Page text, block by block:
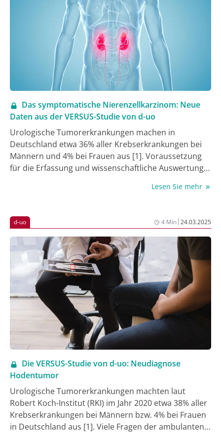
Das symptomatische Nierenzellkarzinom: Neue
Daten aus der VERSUS-Studie von d-uo
Urologische Tumorerkrankungen machen in
Deutschland etwa 36% aller Krebserkrankungen bei
Männern und 4% bei Frauen aus [1]. Voraussetzung
für die Erfassung und wissenschaftliche Auswertung
Tumorerkrankungen ist deren standardisierte
Mitglieder von d-uo (Deutsche Uro-Onkologen e.V.)
urologische Tumorerkrankungen im Rahmen der
prospektiven Studie VERSUS (VERSorgUngsStudie) [2,
3]. Es handelt sich dabei um eine nicht-
interventionelle, prospektive, multizentrische
Registerstudie zur Dokumentation und deskriptiven
statistischen Auswertung von Diagnostik,
Behandlungsverlauf und Nachsorge uro-
onkologischer Patienten. Eingeschlossen werden
Patienten mit der Erstdiagnose einer urologischen
Tumorerkrankung.
Lesen Sie mehr
d-uo 4 Min|24.03.2025
Die VERSUS-Studie von d-uo: Neudiagnose
Hodentumor
Urologische Tumorerkrankungen machten laut
Robert Koch-Institut (RKI) im Jahr 2020 etwa 38% aller
Krebserkrankungen bei Männern bzw. 4% bei Frauen
in Deutschland aus [1]. Viele Fragen der ambulanten